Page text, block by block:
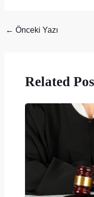
← Önceki Yazı
Related